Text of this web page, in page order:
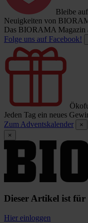
Bleibe
Neuigkeiten von
Das BIORAMA Magazin
Folge uns auf Facebook!
Jeden Tag ein neues
Zum Adventskalender
×
×
Dieser Artikel ist
Hier einloggen